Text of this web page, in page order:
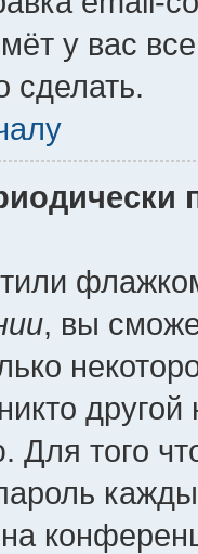
у вас
сделать.
, вы
Для того